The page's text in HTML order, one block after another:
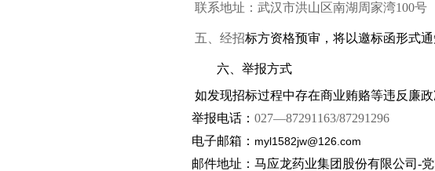
联系地址：武汉市洪山区南湖周家湾100号
五、经招标方资格预审，将以邀标函形式
六、举报方式
如发现招标过程中存在商业贿赂等违反廉
举报电话： 027—87291163/87291296
电子邮箱： myl1582jw@126.com
邮件地址：马应龙药业集团股份有限公司 -